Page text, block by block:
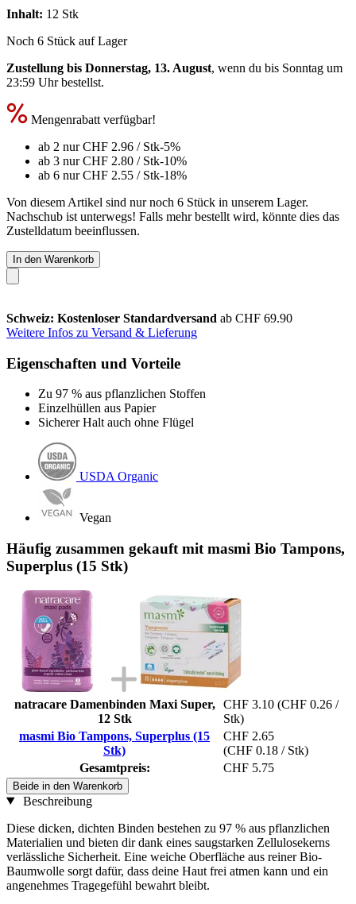
Inhalt: 12 Stk
Noch 6 Stück auf Lager
Zustellung bis Donnerstag, 13. August, wenn du bis Sonntag um
23:59 Uhrbestellst.
Mengenrabatt verfügbar!
ab 2 nurCHF 2.96 / Stk-5%
ab 3 nurCHF 2.80 / Stk-10%
ab 6 nurCHF 2.55 / Stk-18%
Von diesem Artikel sind nur noch 6 Stück in unserem Lager.
Nachschub ist unterwegs! Falls mehr bestellt wird, könnte dies das
Zustelldatum beeinflussen.
In den Warenkorb
Schweiz: Kostenloser Standardversand ab CHF 69.90
Weitere Infos zu Versand & Lieferung
Eigenschaften und Vorteile
Zu 97 % aus pflanzlichen Stoffen
Einzelhüllen aus Papier
Sicherer Halt auch ohne Flügel
USDA Organic
Vegan
Häufig zusammen gekauft mit masmi Bio Tampons,
Superplus (15 Stk)
natracare Damenbinden Maxi Super,
12 Stk
CHF 3.10 (CHF 0.26 /
Stk)
masmi Bio Tampons, Superplus (15
Stk)
CHF 2.65
(CHF 0.18 / Stk)
Gesamtpreis:
CHF 5.75
Beide in den Warenkorb
Beschreibung
Diese dicken, dichten Binden bestehen zu 97 % aus pflanzlichen
Materialien und bieten dir dank eines saugstarken Zellulosekerns
verlässliche Sicherheit. Eine weiche Oberfläche aus reiner Bio-
Baumwolle sorgt dafür, dass deine Haut frei atmen kann und ein
angenehmes Tragegefühl bewahrt bleibt.